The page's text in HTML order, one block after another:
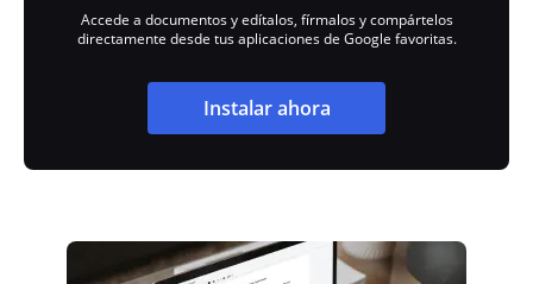
Accede a documentos y edítalos, fírmalos y compártelos
directamente desde tus aplicaciones de Google favoritas.
Instalar ahora